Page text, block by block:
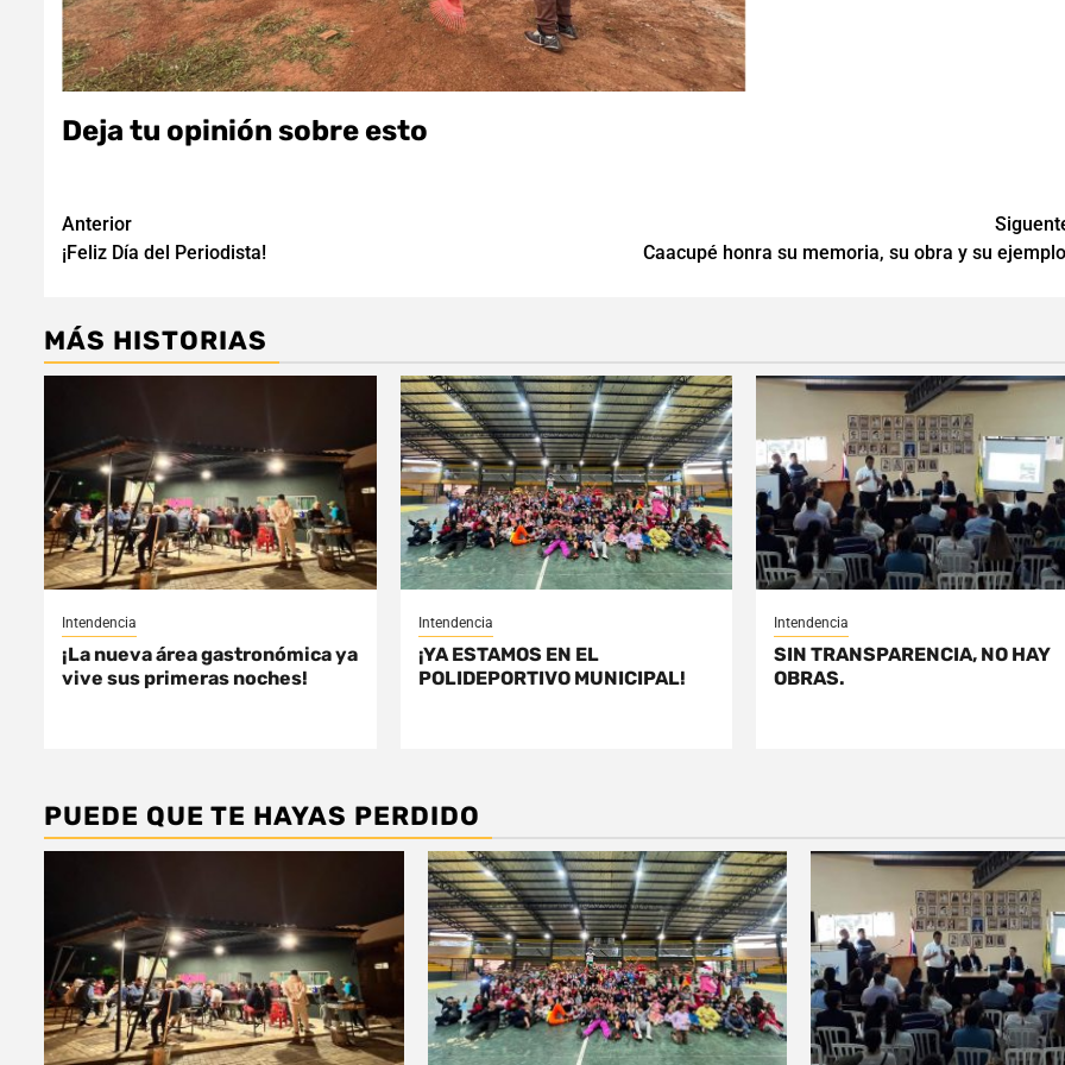
Deja tu opinión sobre esto
Navegación
de
Anterior
¡Feliz Día del Periodista!
Caacupé honra su memoria, su obra y su
MÁS HISTORIAS
Intendencia
¡La nueva área gastronómica ya
vive sus primeras noches!
Intendencia
¡YA ESTAMOS EN EL
POLIDEPORTIVO MUNICIPAL!
Intendencia
SIN TRANSPARENCIA, NO HAY
OBRAS.
PUEDE QUE TE HAYAS PERDIDO